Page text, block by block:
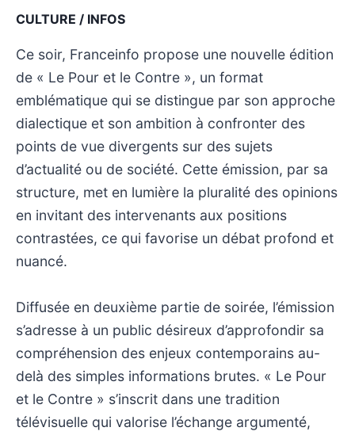
CULTURE / INFOS
Ce soir, Franceinfo propose une nouvelle édition
de « Le Pour et le Contre », un format
emblématique qui se distingue par son approche
dialectique et son ambition à confronter des
points de vue divergents sur des sujets
d’actualité ou de société. Cette émission, par sa
structure, met en lumière la pluralité des opinions
en invitant des intervenants aux positions
contrastées, ce qui favorise un débat profond et
nuancé.
Diffusée en deuxième partie de soirée, l’émission
s’adresse à un public désireux d’approfondir sa
compréhension des enjeux contemporains au-
delà des simples informations brutes. « Le Pour
et le Contre » s’inscrit dans une tradition
télévisuelle qui valorise l’échange argumenté,